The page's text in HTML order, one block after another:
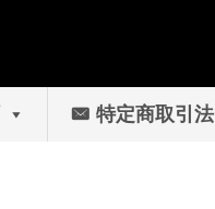
特定商取引法